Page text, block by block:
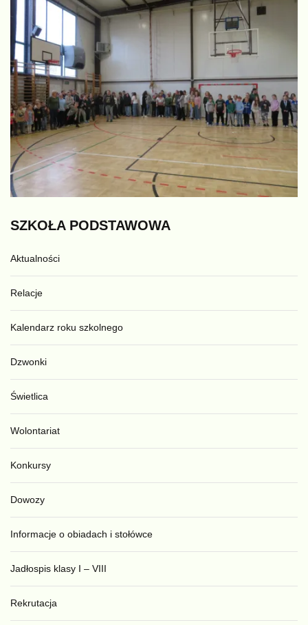
SZKOŁA PODSTAWOWA
Aktualności
Relacje
Kalendarz roku szkolnego
Dzwonki
Świetlica
Wolontariat
Konkursy
Dowozy
Informacje o obiadach i stołówce
Jadłospis klasy I – VIII
Rekrutacja